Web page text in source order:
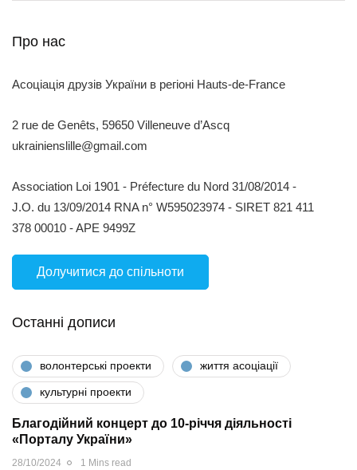
Про нас
Асоціація друзів України в регіоні Hauts-de-France
2 rue de Genêts, 59650 Villeneuve d’Ascq
ukrainienslille@gmail.com
Association Loi 1901 - Préfecture du Nord 31/08/2014 -
J.O. du 13/09/2014 RNA n° W595023974 - SIRET 821 411
378 00010 - APE 9499Z
Долучитися до спільноти
Останні дописи
волонтерські проекти життя асоціації
культурні проекти
Благодійний концерт до 10-річчя діяльності
«Порталу України»
28/10/2024 1 Mins read